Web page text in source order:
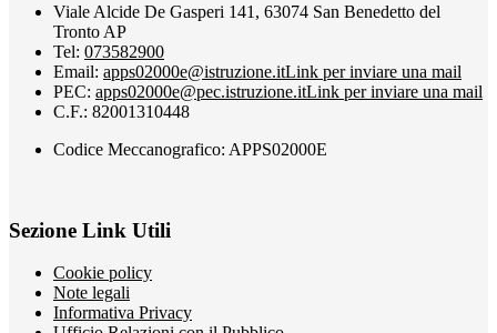
Viale Alcide De Gasperi 141, 63074 San Benedetto del
Tronto AP
Tel: 073582900
Email: apps02000e@istruzione.itLink per inviare una mail
PEC: apps02000e@pec.istruzione.itLink per inviare una mail
C.F.: 82001310448
Codice Meccanografico: APPS02000E
Sezione Link Utili
Cookie policy
Note legali
Informativa Privacy